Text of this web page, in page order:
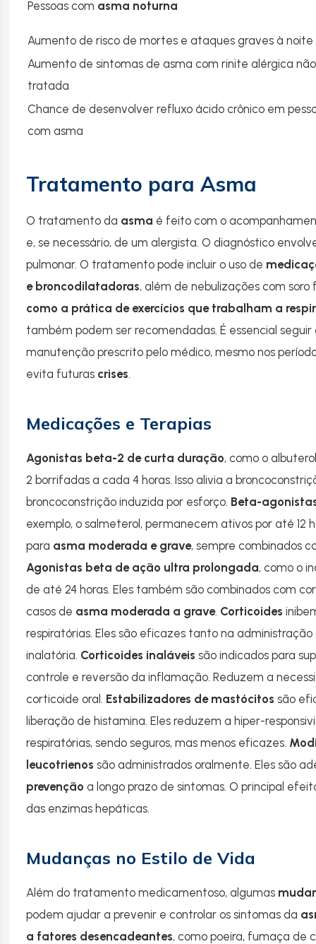
Pessoas com asma noturna
Aumento de risco de mortes e ataques graves à noite
Aumento de sintomas de asma com rinite alérgica não
tratada
Chance de desenvolver refluxo ácido crônico em
com asma
Tratamento para Asma
O tratamento da asma é feito com o
e, se necessário, de um alergista. O diagnóstico
pulmonar. O tratamento pode incluir o uso de
e broncodilatadoras, além de nebulizações com soro
como a prática de exercícios que trabalham a
também podem ser recomendadas. É essencial
manutenção prescrito pelo médico, mesmo nos
evita futuras crises
Medicações e Terapias
Agonistas beta-2 de curta duração, como o
2 borrifadas a cada 4 horas. Isso alivia a
broncoconstrição induzida por esforço. Beta-
exemplo, o salmeterol, permanecem ativos por até 12
para asma moderada e grave, sempre combinados
Agonistas beta de ação ultra prolongada, como o
de até 24 horas. Eles também são combinados com
casos de asma moderada a grave. Corticoides
respiratórias. Eles são eficazes tanto na
inalatória. Corticoides inaláveis são indicados para
controle e reversão da inflamação. Reduzem a
corticoide oral. Estabilizadores de mastócitos são
liberação de histamina. Eles reduzem a hiper-
respiratórias, sendo seguros, mas menos eficazes.
leucotrienos são administrados oralmente. Eles são
prevenção a longo prazo de sintomas. O principal
das enzimas hepáticas.
Mudanças no Estilo de Vida
Além do tratamento medicamentoso, algumas
podem ajudar a prevenir e controlar os sintomas da
a fatores desencadeantes, como poeira, fumaça de